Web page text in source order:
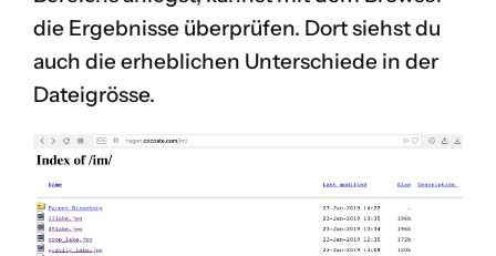
die Ergebnisse überprüfen. Dort siehst du
auch die erheblichen Unterschiede in der
Dateigrösse.